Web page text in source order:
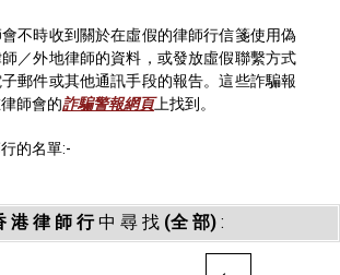
不時收到關於在虛假的律師行信箋使用偽
／外地律師的資料，或發放虛假聯繫方式
郵件或其他通訊手段的報告。這些詐騙報
師會的詐騙警報網頁上找到。
的名單:-
港 律 師 行中 尋 找 (全 部):